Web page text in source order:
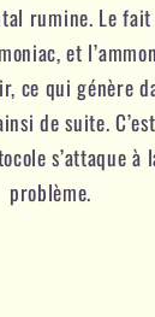
rumine. Le
et
ce qui génère
de suite.
s’attaque à
problème.